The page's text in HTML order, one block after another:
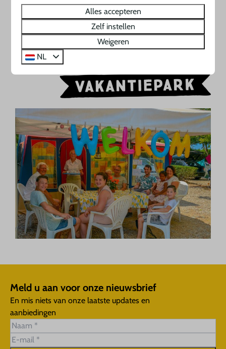
Meld u aan voor onze nieuwsbrief
En mis niets van onze laatste updates en
aanbiedingen
Alles accepteren
Zelf instellen
Weigeren
NL